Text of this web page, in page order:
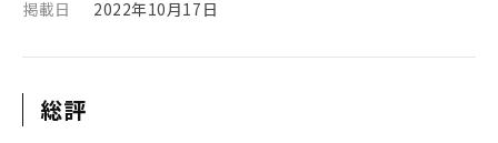
掲載日
2022年10月17日
総評